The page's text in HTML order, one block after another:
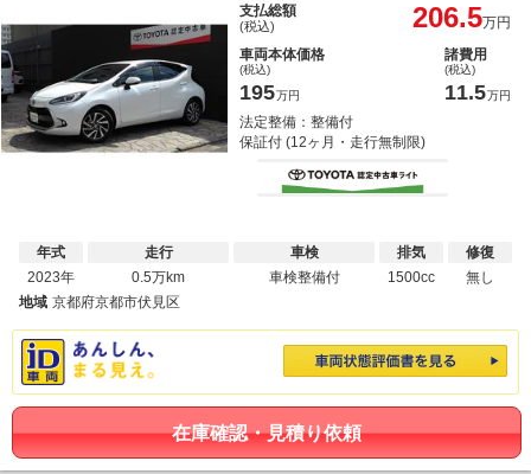
支払総額
(税込) 206.5万円
車両本体価格
(税込)
195万円
諸費用
(税込)
11.5万円
法定整備：整備付
保証付 (12ヶ月・走行無制限)
年式
2023年
走行
0.5万km
車検
車検整備付
排気
1500cc
修復
無し
地域 京都府京都市伏見区
在庫確認・見積り依頼